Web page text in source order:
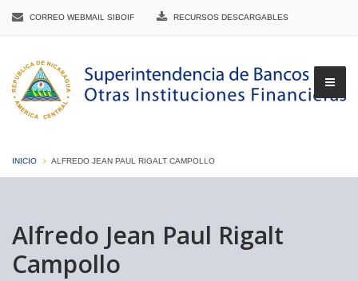
CORREO WEBMAIL SIBOIF RECURSOS DESCARGABLES
INICIO ALFREDO JEAN PAUL RIGALT CAMPOLLO
Alfredo Jean Paul Rigalt
Campollo